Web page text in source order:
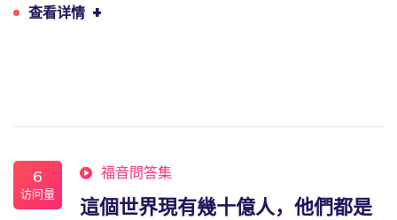
查看详情 +
6
访问量
福音問答集
這個世界現有幾十億人，他們都是